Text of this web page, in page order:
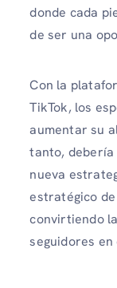
donde cada
de ser una
Con la
TikTok, los
aumentar su
tanto,
nueva
estratégico
convirtiendo
seguidores